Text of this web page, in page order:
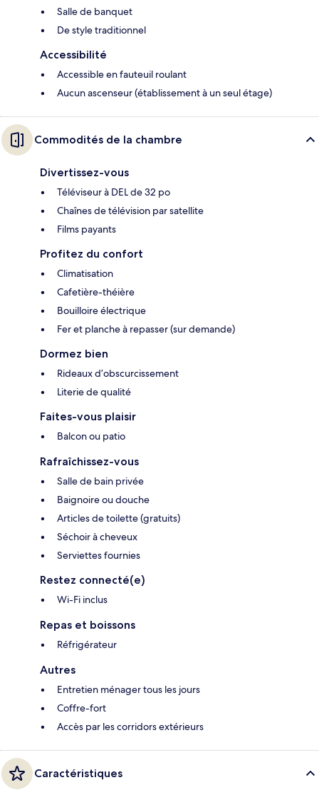
Salle de banquet
De style traditionnel
Accessibilité
Accessible en fauteuil roulant
Aucun ascenseur (établissement à un seul étage)
Commodités de la chambre
Divertissez-vous
Téléviseur à DEL de 32 po
Chaînes de télévision par satellite
Films payants
Profitez du confort
Climatisation
Cafetière-théière
Bouilloire électrique
Fer et planche à repasser (sur demande)
Dormez bien
Rideaux d’obscurcissement
Literie de qualité
Faites-vous plaisir
Balcon ou patio
Rafraîchissez-vous
Salle de bain privée
Baignoire ou douche
Articles de toilette (gratuits)
Séchoir à cheveux
Serviettes fournies
Restez connecté(e)
Wi-Fi inclus
Repas et boissons
Réfrigérateur
Autres
Entretien ménager tous les jours
Coffre-fort
Accès par les corridors extérieurs
Caractéristiques